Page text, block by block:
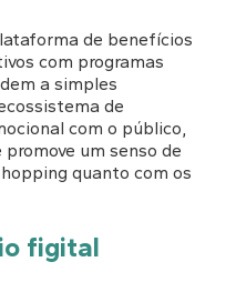
de benefícios
com programas
a simples
de
com o público,
um senso de
quanto com os
figital